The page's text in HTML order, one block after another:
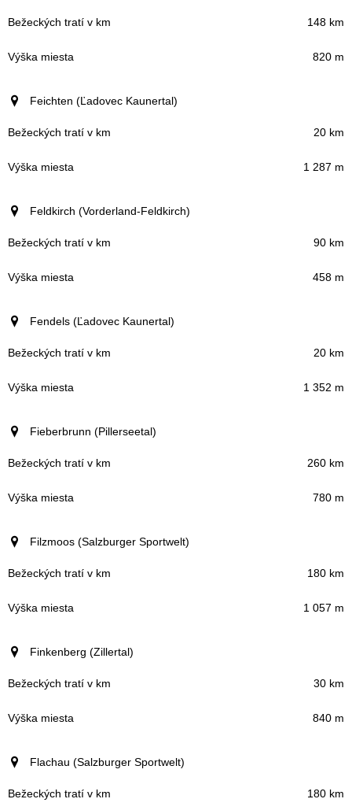
148 km
820 m
Feichten (Ľadovec Kaunertal)
20 km
1 287 m
Feldkirch (Vorderland-Feldkirch)
90 km
458 m
Fendels (Ľadovec Kaunertal)
20 km
1 352 m
Fieberbrunn (Pillerseetal)
260 km
780 m
Filzmoos (Salzburger Sportwelt)
180 km
1 057 m
Finkenberg (Zillertal)
30 km
840 m
Flachau (Salzburger Sportwelt)
180 km